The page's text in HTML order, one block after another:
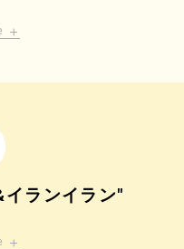
、DNA保護作用があ
エキス(保湿)
肌を潤す
ランイラン"